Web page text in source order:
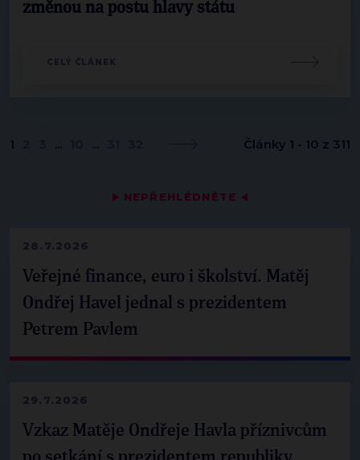
▶ NEPŘEHLÉDNĚTE ◀
28.7.2026
Veřejné finance, euro i školství. Matěj
Ondřej Havel jednal s prezidentem
Petrem Pavlem
29.7.2026
Vzkaz Matěje Ondřeje Havla příznivcům
změnou na postu hlavy státu
CELÝ ČLÁNEK
1 ... ... Články 1 - 10 z 311